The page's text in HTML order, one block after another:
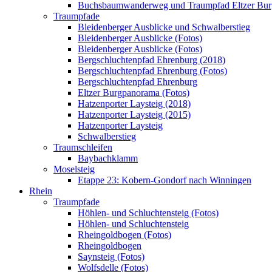
Buchsbaumwanderweg und Traumpfad Eltzer
Traumpfade
Bleidenberger Ausblicke und Schwalberstieg
Bleidenberger Ausblicke (Fotos)
Bleidenberger Ausblicke (Fotos)
Bergschluchtenpfad Ehrenburg (2018)
Bergschluchtenpfad Ehrenburg (Fotos)
Bergschluchtenpfad Ehrenburg
Eltzer Burgpanorama (Fotos)
Hatzenporter Laysteig (2018)
Hatzenporter Laysteig (2015)
Hatzenporter Laysteig
Schwalberstieg
Traumschleifen
Baybachklamm
Moselsteig
Etappe 23: Kobern-Gondorf nach Winningen
Rhein
Traumpfade
Höhlen- und Schluchtensteig (Fotos)
Höhlen- und Schluchtensteig
Rheingoldbogen (Fotos)
Rheingoldbogen
Saynsteig (Fotos)
Wolfsdelle (Fotos)